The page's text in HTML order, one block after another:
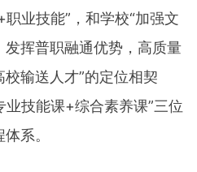
业技能”，和学校“加强文
挥普职融通优势，高质量
输送人才”的定位相契
技能课+综合素养课”三位
系。